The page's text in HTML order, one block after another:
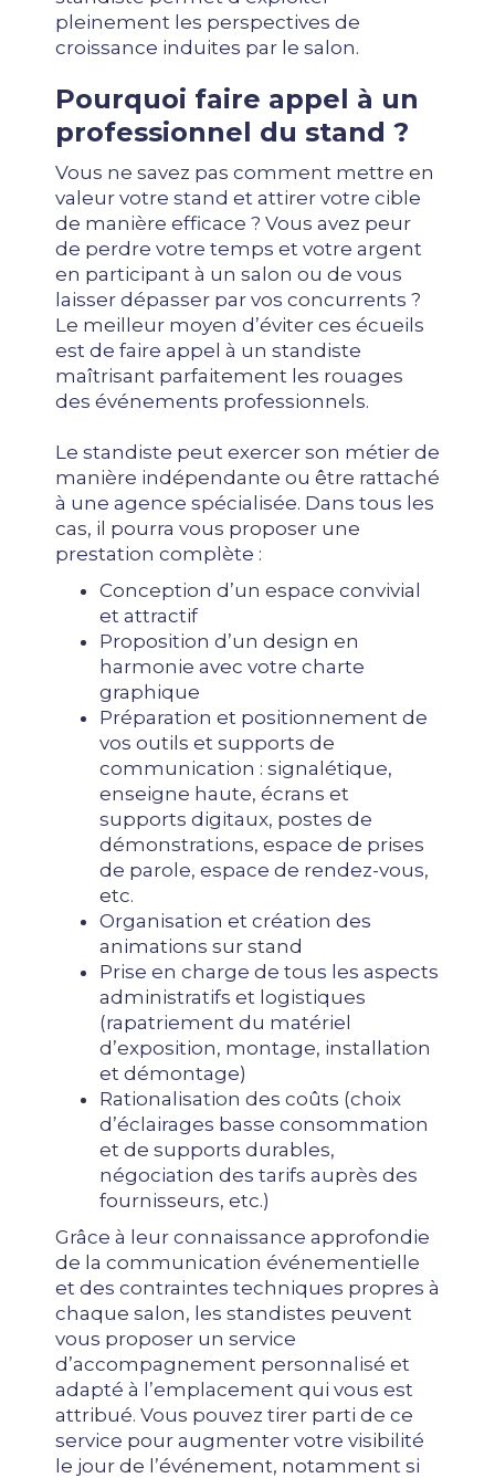
pleinement les perspectives de
croissance induites par le salon.
Pourquoi faire appel à un
professionnel du stand ?
Vous ne savez pas comment mettre en
valeur votre stand et attirer votre cible
de manière efficace ? Vous avez peur
de perdre votre temps et votre argent
en participant à un salon ou de vous
laisser dépasser par vos concurrents ?
Le meilleur moyen d’éviter ces écueils
est de faire appel à un standiste
maîtrisant parfaitement les rouages
des événements professionnels.
Le standiste peut exercer son métier de
manière indépendante ou être rattaché
à une agence spécialisée. Dans tous les
cas, il pourra vous proposer une
prestation complète :
Conception d’un espace convivial
et attractif
Proposition d’un design en
harmonie avec votre charte
graphique
Préparation et positionnement de
vos outils et supports de
communication : signalétique,
enseigne haute, écrans et
supports digitaux, postes de
démonstrations, espace de prises
de parole, espace de rendez-vous,
etc.
Organisation et création des
animations sur stand
Prise en charge de tous les aspects
administratifs et logistiques
(rapatriement du matériel
d’exposition, montage, installation
et démontage)
Rationalisation des coûts (choix
d’éclairages basse consommation
et de supports durables,
négociation des tarifs auprès des
fournisseurs, etc.)
Grâce à leur connaissance approfondie
de la communication événementielle
et des contraintes techniques propres à
chaque salon, les standistes peuvent
vous proposer un service
d’accompagnement personnalisé et
adapté à l’emplacement qui vous est
attribué. Vous pouvez tirer parti de ce
service pour augmenter votre visibilité
le jour de l’événement, notamment si